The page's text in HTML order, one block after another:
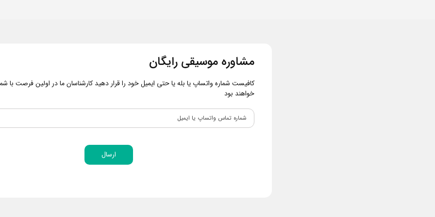
مشاوره موسیقی رایگان
کافیست شماره واتساپ یا بله یا حتی ایمیل خود را قرار دهید کارشناسان ما در اولین فرصت با
خواهند بود
ارسال